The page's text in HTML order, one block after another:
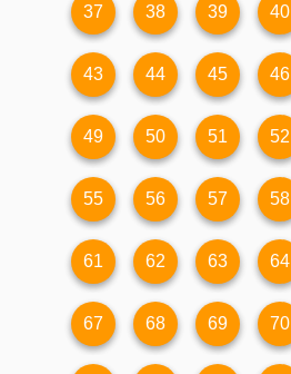
37 38 39 40
43 44 45 46
49 50 51 52
55 56 57 58
61 62 63 64
67 68 69 70